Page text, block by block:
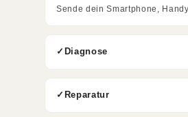
Sende dein Smartphone,
Diagnose
Reparatur